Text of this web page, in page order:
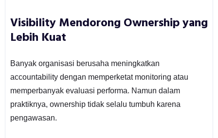
Visibility Mendorong Ownership yang
Lebih Kuat
Banyak organisasi berusaha meningkatkan
accountability dengan memperketat monitoring atau
memperbanyak evaluasi performa. Namun dalam
praktiknya, ownership tidak selalu tumbuh karena
pengawasan.